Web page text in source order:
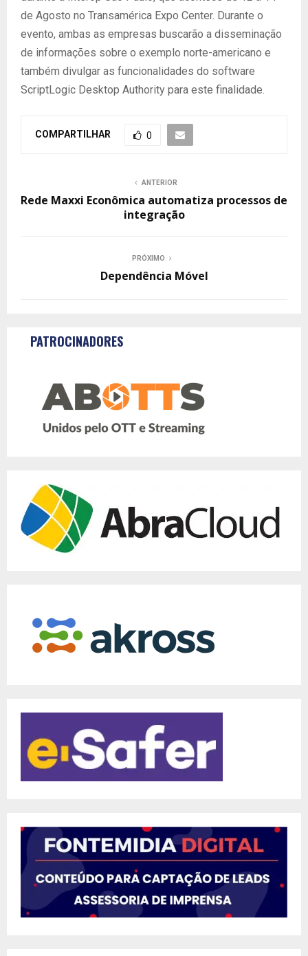
de Agosto no Transamérica Expo Center. Durante o
evento, ambas as empresas buscarão a disseminação
de informações sobre o exemplo norte-americano e
também divulgar as funcionalidades do software
ScriptLogic Desktop Authority para este finalidade.
COMPARTILHAR 0
ANTERIOR
Rede Maxxi Econômica automatiza processos de
integração
PRÓXIMO
Dependência Móvel
PATROCINADORES